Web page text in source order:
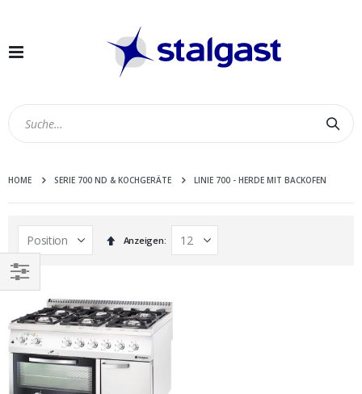
Navigation
HOME SERIE 700 ND & KOCHGERÄTE LINIE 700 - HERDE MIT BACKOFEN
In
absteigender
Anzeigen
EINKAUFEN
NACH